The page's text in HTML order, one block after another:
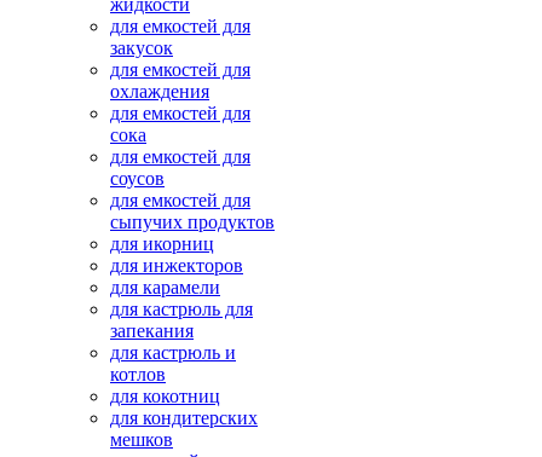
жидкости
для емкостей для
закусок
для емкостей для
охлаждения
для емкостей для
сока
для емкостей для
соусов
для емкостей для
сыпучих продуктов
для икорниц
для инжекторов
для карамели
для кастрюль для
запекания
для кастрюль и
котлов
для кокотниц
для кондитерских
мешков